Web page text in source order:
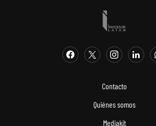
Contacto
Quiénes somos
Mediakit